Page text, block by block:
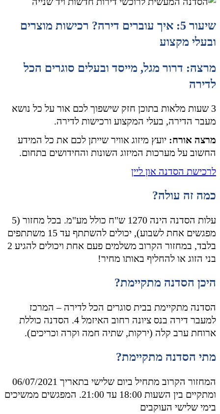
שיעור 5: איך עוברים דירה? רכישות מוצרים
ובעלי מקצוע
מרצה: דרור מגל, מייסד ובעלים סוגרים הכל
לדירה
3 שעות מלאות בתוכן חזק שישפוך לכם אור על כל נושא
מעבר הדירה, בעלי המקצוע ורכישות לדירה.
מרצה אורח: יועץ מיזוג אוויר שייתן לכם את כל המידע
החשוב על מערכות המיזוג השונות והחידושים בתחום.
לרכישת הסדנה און ליין
כמה זה עולה?
עלות הסדנה הינה 1270 ש"ח כולל מע"מ. בכל מחזור (5
מפגשים אחת לשבוע), יכולים להשתתף עד 15 משתתפים
בלבד, במחזור הקרוב משלמים פעם אחת ויכולים להגיע 2
בני הזוג או להחליף באותו מחיר!
היכן הסדנה מתקיימת?
הסדנה מתקיימת בבית סוגרים הכל לדירה – המרכז
למעבר דירה בנס ציונה רחוב האיזמל 4. הסדנה כוללת
ארוחת ערב קלה (ירקות, שתיה חמה וקרה וכריכים).
מתי הסדנה מתקיימת?
המחזור הקרוב מתחיל ביום שלישי בתאריך 06/07/2021
ומתקיים בין השעות 18:00 עד 21:00. המפגשים ממשיכים
בימי שלישי העוקבים